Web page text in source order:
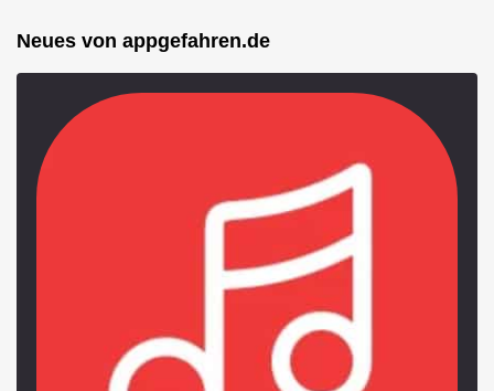
Neues von appgefahren.de